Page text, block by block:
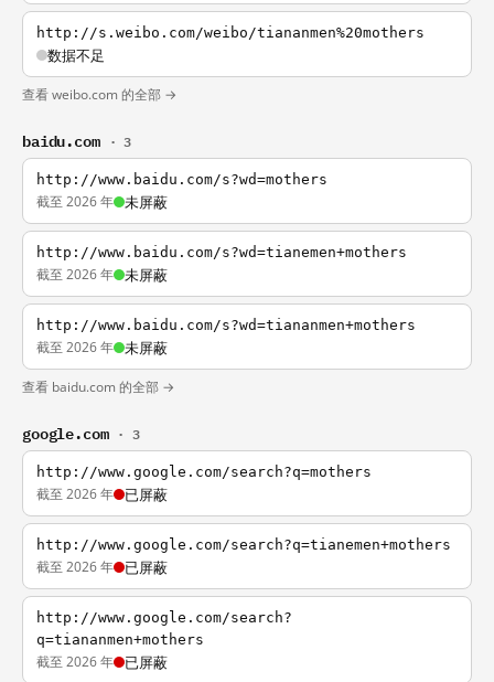
http://s.weibo.com/weibo/tiananmen%20mothers
数据不足
查看 weibo.com 的全部 →
baidu.com · 3
http://www.baidu.com/s?wd=mothers
截至 2026 年 未屏蔽
http://www.baidu.com/s?wd=tianemen+mothers
截至 2026 年 未屏蔽
http://www.baidu.com/s?wd=tiananmen+mothers
截至 2026 年 未屏蔽
查看 baidu.com 的全部 →
google.com · 3
http://www.google.com/search?q=mothers
截至 2026 年 已屏蔽
http://www.google.com/search?q=tianemen+mothers
截至 2026 年 已屏蔽
http://www.google.com/search?
q=tiananmen+mothers
截至 2026 年 已屏蔽